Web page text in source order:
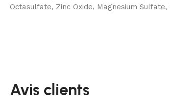
Octasulfate, Zinc Oxide, Magnesium Sulfate,
Avis clients